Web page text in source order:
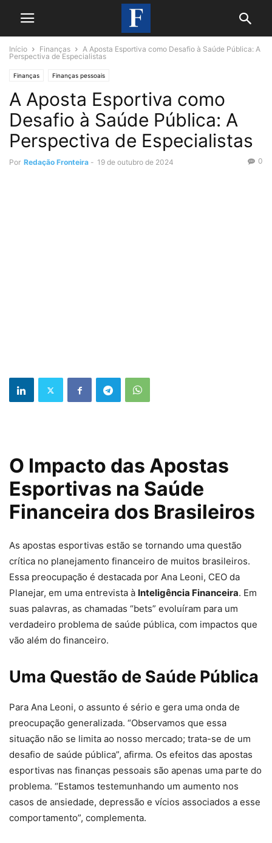
Início Finanças
A Aposta Esportiva como Desafio à Saúde Pública: A
Perspectiva de Especialistas
Finanças Finanças pessoais
A Aposta Esportiva como
Desafio à Saúde Pública: A
Perspectiva de Especialistas
Por Redação Fronteira - 19 de outubro de 2024 0
O Impacto das Apostas
Esportivas na Saúde
Financeira dos Brasileiros
As apostas esportivas estão se tornando uma questão
crítica no planejamento financeiro de muitos brasileiros.
Essa preocupação é destacada por Ana Leoni, CEO da
Planejar, em uma entrevista à Inteligência Financeira. Em
suas palavras, as chamadas “bets” evoluíram para um
verdadeiro problema de saúde pública, com impactos que
vão além do financeiro.
Uma Questão de Saúde Pública
Para Ana Leoni, o assunto é sério e gera uma onda de
preocupação generalizada. “Observamos que essa
situação não se limita ao nosso mercado; trata-se de um
desafio de saúde pública”, afirma. Os efeitos das apostas
esportivas nas finanças pessoais são apenas uma parte do
problema. “Estamos testemunhando um aumento nos
casos de ansiedade, depressão e vícios associados a esse
comportamento”, complementa.